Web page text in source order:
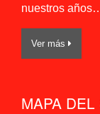
nuestros
Ver más
MAPA